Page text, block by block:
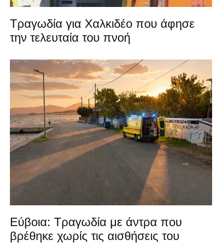
Τραγωδία για Χαλκιδέο που άφησε
την τελευταία του πνοή
Εύβοια: Τραγωδία με άντρα που
βρέθηκε χωρίς τις αισθήσεις του